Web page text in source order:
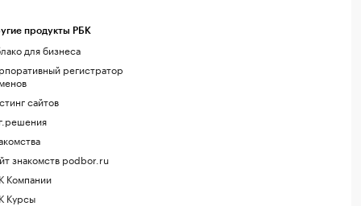
продукты РБК
для бизнеса
регистратор
сайтов
знакомств podbor.ru
Компании
Курсы